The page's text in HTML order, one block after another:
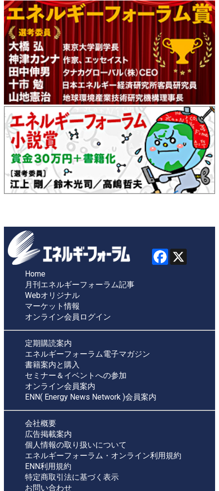
Home
月刊エネルギーフォーラム記事
Webオリジナル
マーケット情報
オンライン会員ログイン
定期購読案内
エネルギーフォーラム電子マガジン
書籍案内と購入
セミナー＆イベントへの参加
オンライン会員案内
ENN( Energy News Network )会員案内
会社概要
広告掲載案内
個人情報の取り扱いについて
エネルギーフォーラム・オンライン利用規約
ENN利用規約
特定商取引法に基づく表示
お問い合わせ